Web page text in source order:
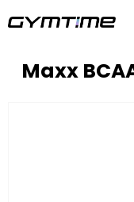
na
Maxx